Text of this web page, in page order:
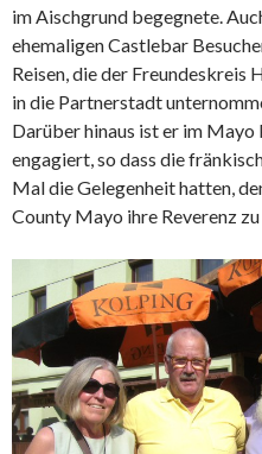
im Aischgrund begegnete.
ehemaligen Castlebar
Reisen, die der Freundeskreis
in die Partnerstadt
Darüber hinaus ist er im
engagiert, so dass die
Mal die Gelegenheit hatten,
County Mayo ihre Reverenz